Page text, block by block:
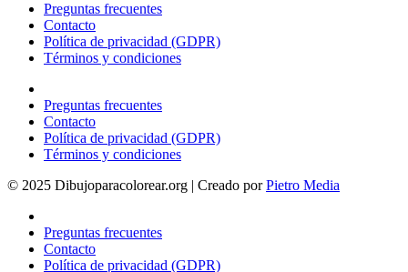
Preguntas frecuentes
Contacto
Política de privacidad (GDPR)
Términos y condiciones
Preguntas frecuentes
Contacto
Política de privacidad (GDPR)
Términos y condiciones
© 2025 Dibujoparacolorear.org | Creado porPietro Media
Preguntas frecuentes
Contacto
Política de privacidad (GDPR)